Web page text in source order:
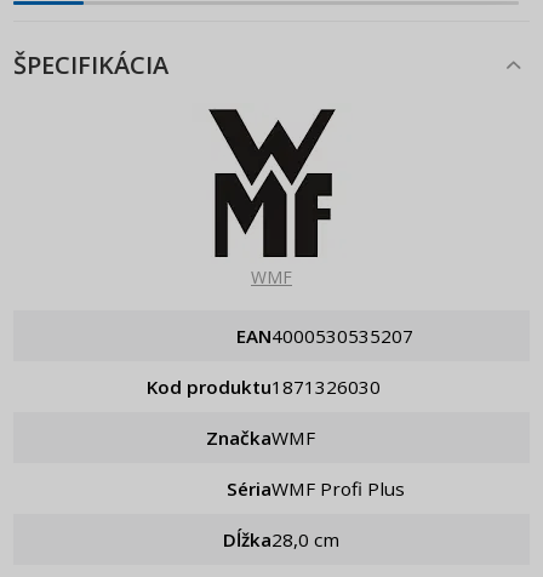
ŠPECIFIKÁCIA
WMF
EAN 4000530535207
Kod produktu 1871326030
Značka WMF
Séria WMF Profi Plus
Dĺžka 28,0 cm